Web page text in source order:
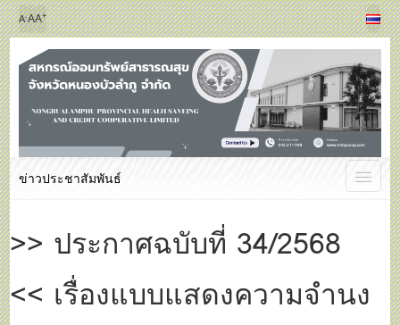
A-AA+
ข่าวประชาสัมพันธ์
>> ประกาศฉบับที่ 34/2568
<< เรื่องแบบแสดงความจำนง